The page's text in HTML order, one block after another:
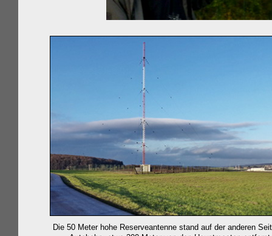
Die 50 Meter hohe Reserveantenne stand auf der anderen